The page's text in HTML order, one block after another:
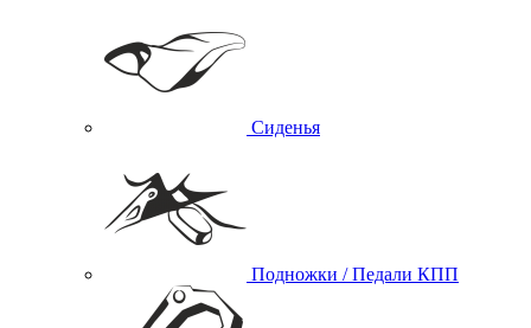
Сиденья
Подножки / Педали КПП